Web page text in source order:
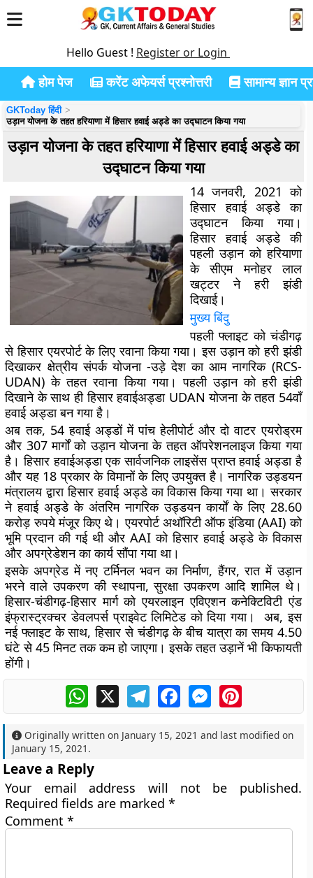
Hello Guest ! Register or Login
होम पेज करेंट अफेयर्स प्रश्नोत्तरी सामान्य ज्ञान
GKToday हिंदी
उड़ान योजना के तहत हरियाणा में हिसार हवाई अड्डे का उद्घाटन किया गया
उड़ान योजना के तहत हरियाणा में हिसार हवाई अड्डे का
उद्घाटन किया गया
14 जनवरी, 2021 को
हिसार हवाई अड्डे का
उद्घाटन किया गया।
हिसार हवाई अड्डे की
पहली उड़ान को हरियाणा
के सीएम मनोहर लाल
खट्टर ने हरी झंडी
दिखाई।
मुख्य बिंदु
पहली फ्लाइट को चंडीगढ़
से हिसार एयरपोर्ट के लिए रवाना किया गया। इस उड़ान को हरी झंडी
दिखाकर क्षेत्रीय संपर्क योजना -उड़े देश का आम नागरिक (RCS-
UDAN) के तहत रवाना किया गया। पहली उड़ान को हरी झंडी
दिखाने के साथ ही हिसार हवाईअड्डा UDAN योजना के तहत 54वाँ
हवाई अड्डा बन गया है।
अब तक, 54 हवाई अड्डों में पांच हेलीपोर्ट और दो वाटर एयरोड्रम
और 307 मार्गों को उड़ान योजना के तहत ऑपरेशनलाइज किया गया
है। हिसार हवाईअड्डा एक सार्वजनिक लाइसेंस प्राप्त हवाई अड्डा है
और यह 18 प्रकार के विमानों के लिए उपयुक्त है। नागरिक उड्डयन
मंत्रालय द्वारा हिसार हवाई अड्डे का विकास किया गया था। सरकार
ने हवाई अड्डे के अंतरिम नागरिक उड्डयन कार्यों के लिए 28.60
करोड़ रुपये मंजूर किए थे। एयरपोर्ट अथॉरिटी ऑफ इंडिया (AAI) को
भूमि प्रदान की गई थी और AAI को हिसार हवाई अड्डे के विकास
और अपग्रेडेशन का कार्य सौंपा गया था।
इसके अपग्रेड में नए टर्मिनल भवन का निर्माण, हैंगर, रात में उड़ान
भरने वाले उपकरण की स्थापना, सुरक्षा उपकरण आदि शामिल थे।
हिसार-चंडीगढ़-हिसार मार्ग को एयरलाइन एविएशन कनेक्टिविटी एंड
इंफ्रास्ट्रक्चर डेवलपर्स प्राइवेट लिमिटेड को दिया गया। अब, इस
नई फ्लाइट के साथ, हिसार से चंडीगढ़ के बीच यात्रा का समय 4.50
घंटे से 45 मिनट तक कम हो जाएगा। इसके तहत उड़ानें भी किफायती
होंगी।
WhatsApp
X TelegramFacebookMessengerPinterest
Originally written on January 15, 2021 and last modified on
January 15, 2021 .
Leave a Reply
Your email address will not be published.
Required fields are marked*
Comment*